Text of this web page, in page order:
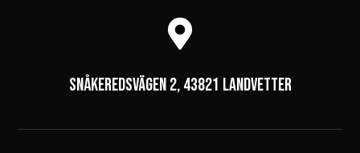

Snåkeredsvägen 2, 43821 Landvetter